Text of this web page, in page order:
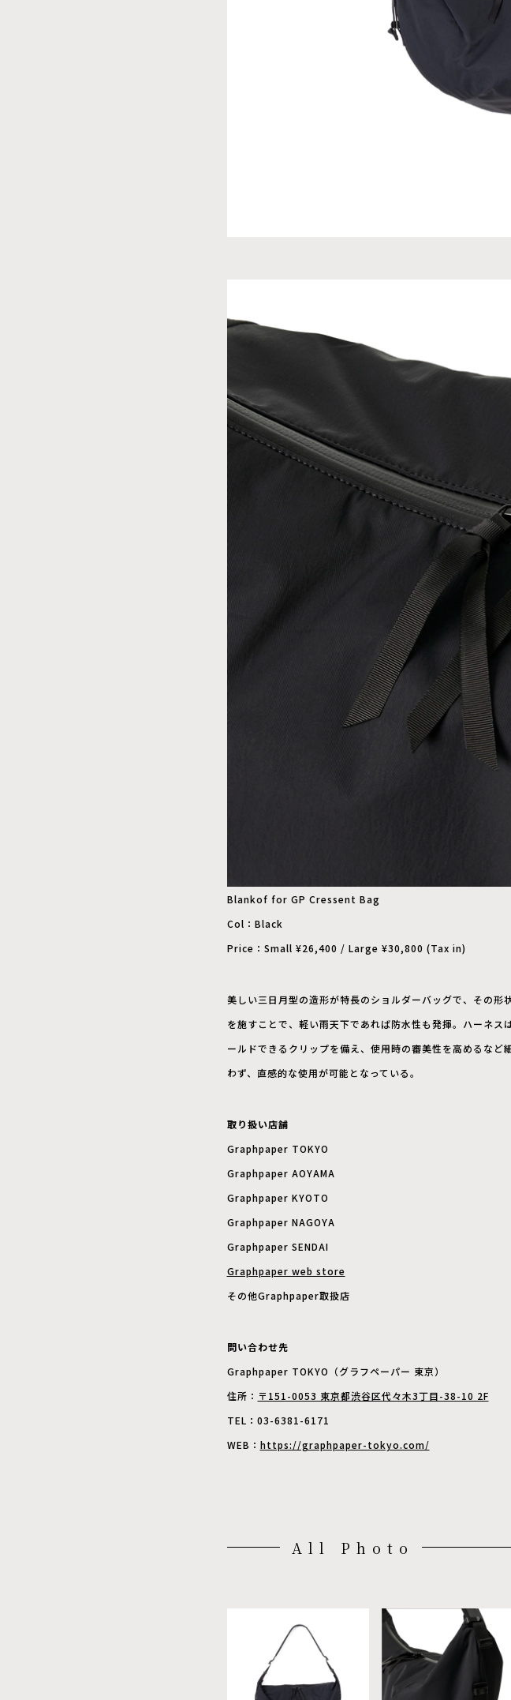
Blankof for GP Cressent Bag
Col：Black
Price：Small ¥26,400 / Large ¥30,800 (Tax in)
美しい三日月型の造形が特長のショルダーバッグで、その
を施すことで、軽い雨天下であれば防水性も発揮。ハーネ
ールドできるクリップを備え、使用時の審美性を高めるな
わず、直感的な使用が可能となっている。
取り扱い店舗
Graphpaper TOKYO
Graphpaper AOYAMA
Graphpaper KYOTO
Graphpaper NAGOYA
Graphpaper SENDAI
Graphpaper web store
その他Graphpaper取扱店
問い合わせ先
Graphpaper TOKYO（グラフペーパー 東京）
住所： 〒151-0053 東京都渋谷区代々木3丁目-38-10 2F
TEL：03-6381-6171
WEB： https://graphpaper-tokyo.com/
All Photo